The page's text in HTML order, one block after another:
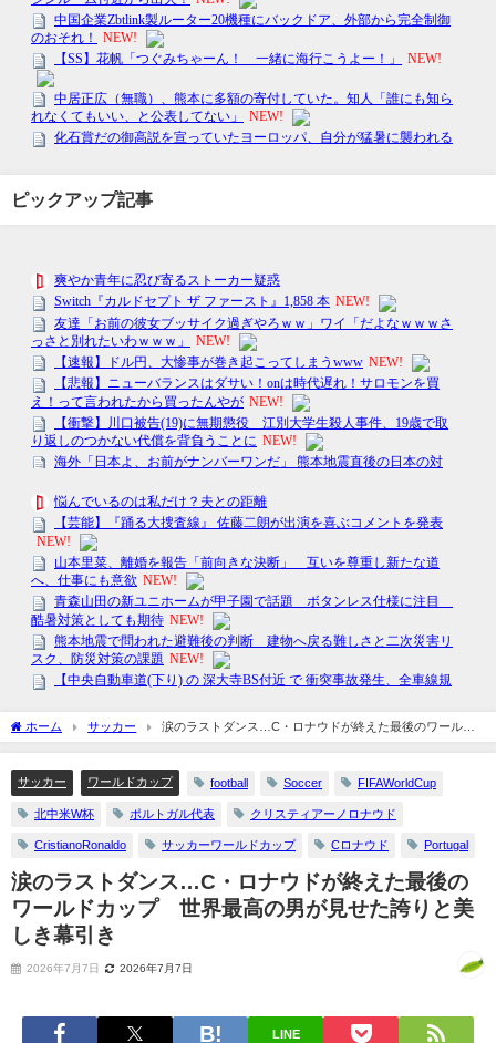
ピックアップ記事
ホーム サッカー
涙のラストダンス…C・ロナウドが終えた最後のワールド
カップ 世界最高の男が見せた誇りと美しき幕引き
サッカー ワールドカップ football Soccer FIFAWorldCup
北中米W杯 ポルトガル代表 クリスティアーノロナウド
CristianoRonaldo サッカーワールドカップ Cロナウド Portugal
涙のラストダンス…C・ロナウドが終えた最後の
ワールドカップ 世界最高の男が見せた誇りと美
しき幕引き
2026年7月7日 2026年7月7日
LINE